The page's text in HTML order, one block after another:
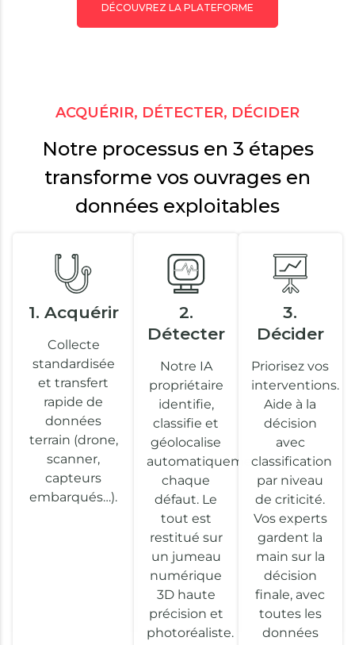
DÉCOUVREZ LA PLATEFORME
ACQUÉRIR, DÉTECTER, DÉCIDER
Notre processus en 3 étapes
transforme vos ouvrages en
données exploitables
1. Acquérir
Collecte
standardisée
et transfert
rapide de
données
terrain (drone,
scanner,
capteurs
embarqués…).
2.
Détecter
Notre IA
propriétaire
identifie,
classifie et
géolocalise
automatiquement
chaque
défaut. Le
tout est
restitué sur
un jumeau
numérique
3D haute
précision et
photoréaliste.
3.
Décider
Priorisez vos
interventions.
Aide à la
décision
avec
classification
par niveau
de criticité.
Vos experts
gardent la
main sur la
décision
finale, avec
toutes les
données